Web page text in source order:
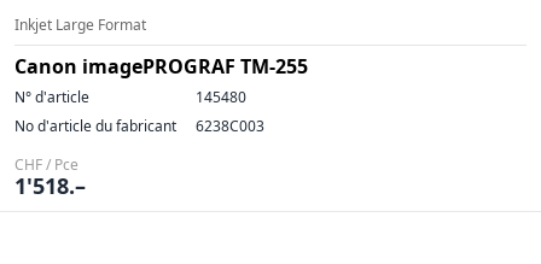
Inkjet Large Format
Canon imagePROGRAF TM-255
N° d'article
145480
No d'article du fabricant
6238C003
CHF / Pce
1'518.–